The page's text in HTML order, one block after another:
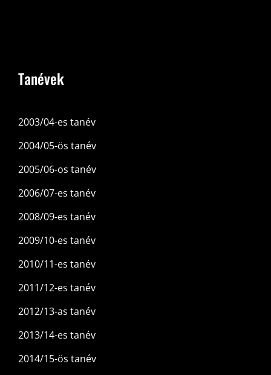
Tanévek
2003/04-es tanév
2004/05-ös tanév
2005/06-os tanév
2006/07-es tanév
2008/09-es tanév
2009/10-es tanév
2010/11-es tanév
2011/12-es tanév
2012/13-as tanév
2013/14-es tanév
2014/15-ös tanév